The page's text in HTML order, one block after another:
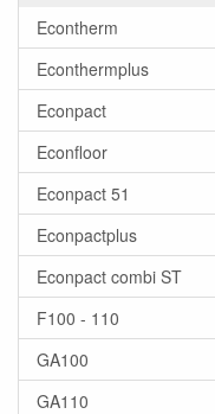
Econtherm
Econthermplus
Econpact
Econfloor
Econpact 51
Econpactplus
Econpact combi ST
F100 - 110
GA100
GA110